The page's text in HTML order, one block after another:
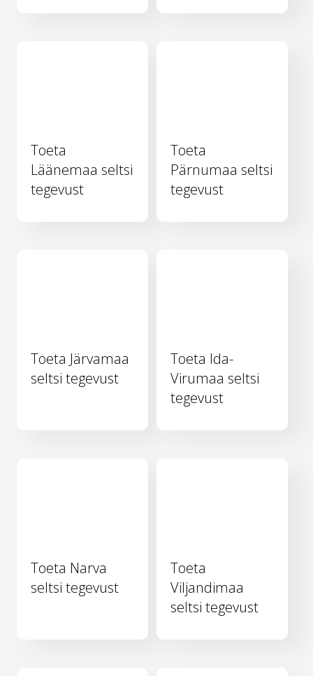
Toeta
Läänemaa seltsi
tegevust
Toeta
Pärnumaa seltsi
tegevust
Toeta Järvamaa
seltsi tegevust
Toeta Ida-
Virumaa seltsi
tegevust
Toeta Narva
seltsi tegevust
Toeta
Viljandimaa
seltsi tegevust